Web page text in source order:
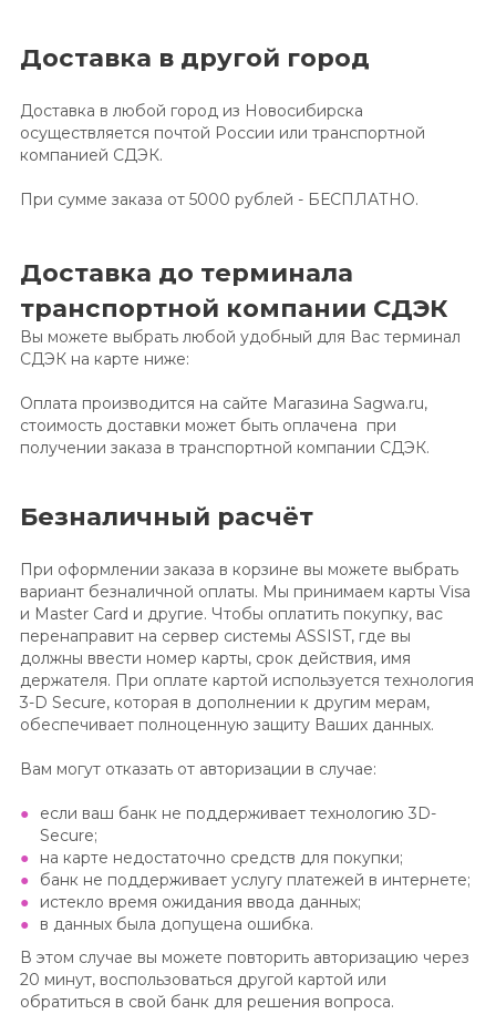
Доставка в другой город
Доставка в любой город из Новосибирска
осуществляется почтой России или транспортной
компанией СДЭК.
При сумме заказа от 5000 рублей - БЕСПЛАТНО.
Доставка до терминала
транспортной компании СДЭК
Вы можете выбрать любой удобный для Вас терминал
СДЭК на карте ниже:
Оплата производится на сайте Магазина Sagwa.ru,
стоимость доставки может быть оплачена при
получении заказа в транспортной компании СДЭК.
Безналичный расчёт
При оформлении заказа в корзине вы можете выбрать
вариант безналичной оплаты. Мы принимаем карты Visa
и Master Card и другие. Чтобы оплатить покупку, вас
перенаправит на сервер системы ASSIST, где вы
должны ввести номер карты, срок действия, имя
держателя. При оплате картой используется технология
3-D Secure, которая в дополнении к другим мерам,
обеспечивает полноценную защиту Ваших данных.
Вам могут отказать от авторизации в случае:
если ваш банк не поддерживает технологию 3D-
Secure;
на карте недостаточно средств для покупки;
банк не поддерживает услугу платежей в интернете;
истекло время ожидания ввода данных;
в данных была допущена ошибка.
В этом случае вы можете повторить авторизацию через
20 минут, воспользоваться другой картой или
обратиться в свой банк для решения вопроса.